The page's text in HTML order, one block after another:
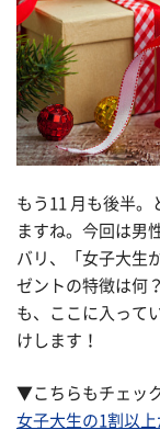
もう11 月も後半。
ますね。今回は男
バリ、「女子大生
ゼントの特徴は何
も、ここに入って
けします！
▼こちらもチェッ
女子大生の1割以